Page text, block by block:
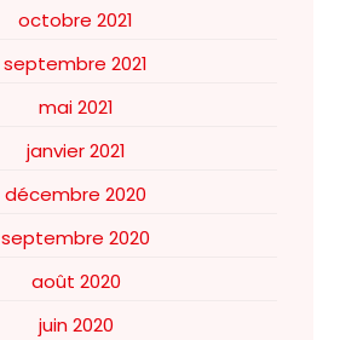
octobre 2021
septembre 2021
mai 2021
janvier 2021
décembre 2020
septembre 2020
août 2020
juin 2020